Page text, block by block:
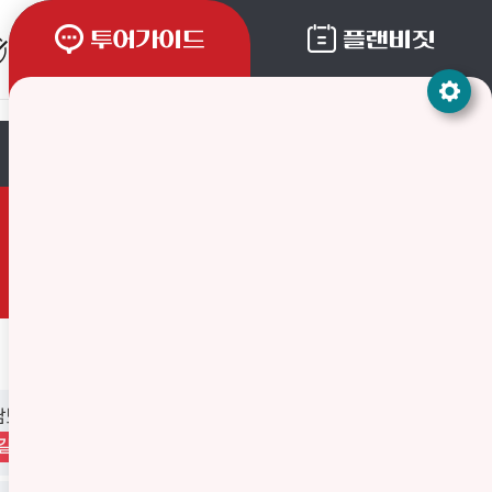
한국어 본인인증 모드 간편모드
도 통영시 통영해안로 359 (동호동)
찾기
투어가이드 플랜비짓